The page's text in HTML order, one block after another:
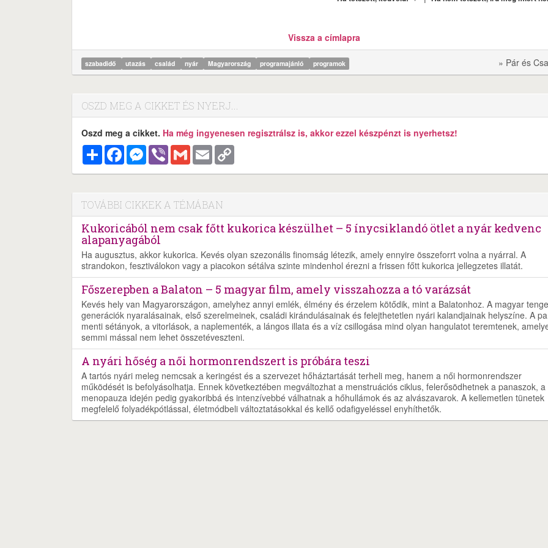
Vissza a címlapra
szabadidő utazás család nyár Magyarország programajánló programok » Pár és
OSZD MEG A CIKKET ÉS NYERJ...
Oszd meg a cikket. Ha még ingyenesen regisztrálsz is, akkor ezzel készpénzt is nyerhetsz!
MegosztásFacebookMessenger
Viber Gmail Email
TOVÁBBI CIKKEK A TÉMÁBAN
Kukoricából nem csak főtt kukorica készülhet – 5 ínycsiklandó ötlet a nyár kedvenc
alapanyagából
Ha augusztus, akkor kukorica. Kevés olyan szezonális finomság létezik, amely ennyire összeforrt volna a nyárral. A
strandokon, fesztiválokon vagy a piacokon sétálva szinte mindenhol érezni a frissen főtt kukorica jellegzetes illatát.
Főszerepben a Balaton – 5 magyar film, amely visszahozza a tó varázsát
Kevés hely van Magyarországon, amelyhez annyi emlék, élmény és érzelem kötődik, mint a Balatonhoz. A magyar
generációk nyaralásainak, első szerelmeinek, családi kirándulásainak és felejthetetlen nyári kalandjainak helyszíne. A
menti sétányok, a vitorlások, a naplementék, a lángos illata és a víz csillogása mind olyan hangulatot teremtenek,
semmi mással nem lehet összetéveszteni.
A nyári hőség a női hormonrendszert is próbára teszi
A tartós nyári meleg nemcsak a keringést és a szervezet hőháztartását terheli meg, hanem a női hormonrendszer
működését is befolyásolhatja. Ennek következtében megváltozhat a menstruációs ciklus, felerősödhetnek a panaszok, a
menopauza idején pedig gyakoribbá és intenzívebbé válhatnak a hőhullámok és az alvászavarok. A kellemetlen tünetek
megfelelő folyadékpótlással, életmódbeli változtatásokkal és kellő odafigyeléssel enyhíthetők.